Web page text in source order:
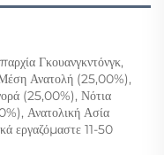
Γκουανγκντόνγκ,
Ανατολή (25,00%),
(25,00%), Νότια
Ανατολική Ασία
εργαζόμαστε 11-50